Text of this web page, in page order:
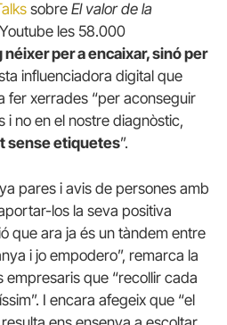
sobre El valor de la
les 58.000
néixer per a encaixar, sinó per
influenciadora digital que
fer xerrades “per aconseguir
i no en el nostre diagnòstic,
sense etiquetes”.
pares i avis de persones amb
los la seva positiva
que ara ja és un tàndem entre
i jo empodero”, remarca la
empresaris que “recollir cada
I encara afegeix que “el